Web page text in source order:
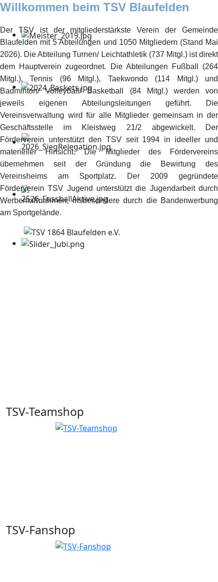
Willkommen beim TSV Blaufelden
Der TSV ist der mitgliederstärkste Verein der Gemeinde
Blaufelden mit 5 Abteilungen und 1050 Mitgliedern (Stand Mai
2026). Die Abteilung Turnen/ Leichtathletik (737 Mitgl.) ist direkt
dem Hauptverein zugeordnet. Die Abteilungen Fußball (264
Mitgl.), Tennis (96 Mitgl.), Taekwondo (114 Mitgl.) und
Badminton/ Volleyball/ Basketball (84 Mitgl.) werden von
jeweils eigenen Abteilungsleitungen geführt. Die
Vereinsverwaltung wird für alle Mitglieder gemeinsam in der
Geschäftsstelle im Kleistweg 21/2 abgewickelt. Der
Förderverein unterstützt den TSV seit 1994 in ideeller und
materieller Hinsicht. Die Mitglieder des Fördervereins
übernehmen seit der Gründung die Bewirtung des
Vereinsheims am Sportplatz. Der 2009 gegründete
Förderverein TSV Jugend unterstützt die Jugendarbeit durch
Werbemaßnahmen, insbesondere durch die Bandenwerbung
am Sportgelände.
TSV-Teamshop
TSV-Fanshop